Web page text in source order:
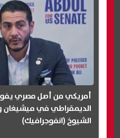
أمريكي من أصل مصري يفوز
الديمقراطي في
الشيوخ (انفوجرافيك)